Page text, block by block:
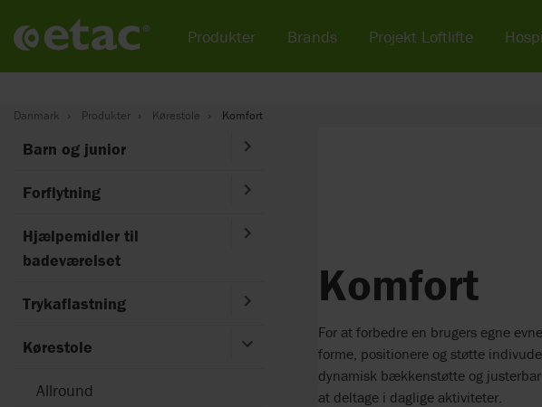
Danmark Produkter Kørestole Komfort
Barn og junior
Forflytning
Hjælpemidler til
badeværelset
Trykaflastning
Kørestole
Allround
Komfort
For at forbedre en brugers egne
forme, positionere og støtte
dynamisk bækkenstøtte og
at deltage i daglige aktiviteter.
Produkter Brands Projekt Loftlifte